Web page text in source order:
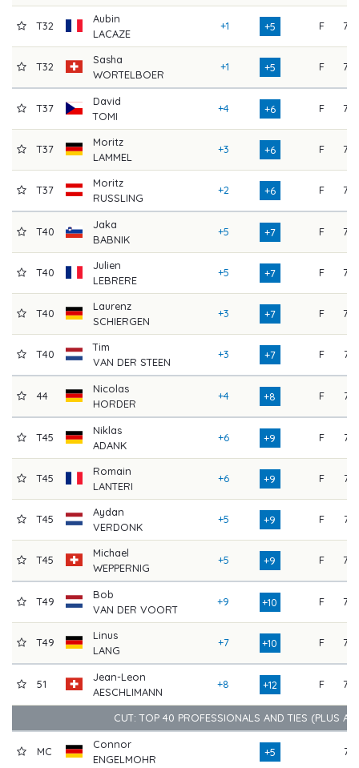
T32
Aubin
LACAZE
+1 +5 F 76
T32
Sasha
WORTELBOER
+1 +5 F 76
T37
David
TOMI
+4 +6 F 73
T37
Moritz
LAMMEL
+3 +6 F 76
T37
Moritz
RUSSLING
+2 +6 F 73
T40
Jaka
BABNIK
+5 +7 F 75
T40
Julien
LEBRERE
+5 +7 F 73
T40
Laurenz
SCHIERGEN
+3 +7 F 72
T40
Tim
VAN DER STEEN
+3 +7 F 71
44
Nicolas
HORDER
+4 +8 F 74
T45
Niklas
ADANK
+6 +9 F 71
T45
Romain
LANTERI
+6 +9 F 71
T45
Aydan
VERDONK
+5 +9 F 74
T45
Michael
WEPPERNIG
+5 +9 F 77
T49
Bob
VAN DER VOORT
+9 +10 F 73
T49
Linus
LANG
+7 +10 F 73
51
Jean-Leon
AESCHLIMANN
+8 +12 F 77
CUT: TOP 40 PROFESSIONALS AND TIES (PLUS
MC
Connor
ENGELMOHR
+5 74